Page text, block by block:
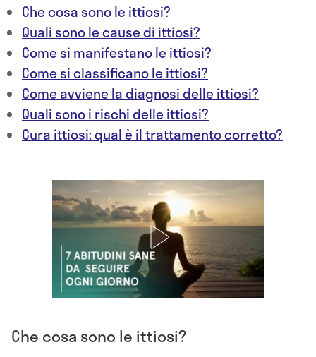
Che cosa sono le ittiosi?
Quali sono le cause di ittiosi?
Come si manifestano le ittiosi?
Come si classificano le ittiosi?
Come avviene la diagnosi delle ittiosi?
Quali sono i rischi delle ittiosi?
Cura ittiosi: qual è il trattamento corretto?
Che cosa sono le ittiosi?